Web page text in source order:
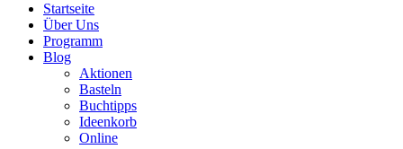
Startseite
Über Uns
Programm
Blog
Aktionen
Basteln
Buchtipps
Ideenkorb
Online